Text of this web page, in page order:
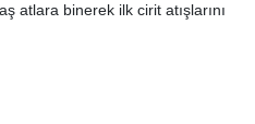
atlara binerek ilk cirit atışlarını